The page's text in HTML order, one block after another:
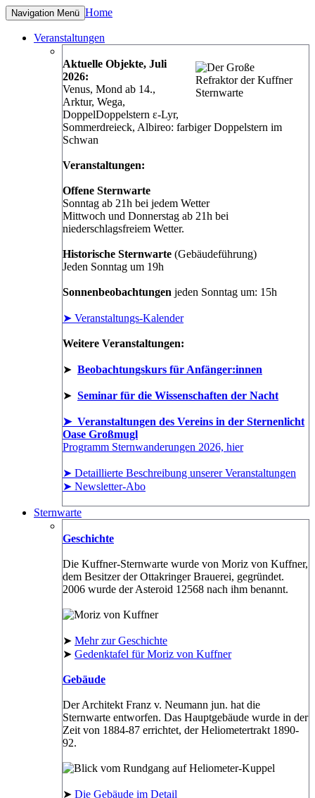
Navigation Menü Home
Veranstaltungen
Aktuelle Objekte, Juli
2026:
Venus, Mond ab 14.,
Arktur, Wega,
DoppelDoppelstern ε-Lyr,
Sommerdreieck, Albireo: farbiger Doppelstern im
Schwan
Veranstaltungen:
Offene Sternwarte
Sonntag ab 21h bei jedem Wetter
Mittwoch und Donnerstag ab 21h bei
niederschlagsfreiem Wetter.
Historische Sternwarte (Gebäudeführung)
Jeden Sonntag um 19h
Sonnenbeobachtungen jeden Sonntag um: 15h
➤ Veranstaltungs-Kalender
Weitere Veranstaltungen:
➤ Beobachtungskurs für Anfänger:innen
➤ Seminar für die Wissenschaften der Nacht
➤ Veranstaltungen des Vereins in der Sternenlicht
Oase Großmugl
Programm Sternwanderungen 2026, hier
➤ Detaillierte Beschreibung unserer Veranstaltungen
➤ Newsletter-Abo
Sternwarte
Geschichte
Die Kuffner-Sternwarte wurde von Moriz von Kuffner,
dem Besitzer der Ottakringer Brauerei, gegründet.
2006 wurde der Asteroid 12568 nach ihm benannt.
➤ Mehr zur Geschichte
➤ Gedenktafel für Moriz von Kuffner
Gebäude
Der Architekt Franz v. Neumann jun. hat die
Sternwarte entworfen. Das Hauptgebäude wurde in der
Zeit von 1884-87 errichtet, der Heliometertrakt 1890-
92.
➤ Die Gebäude im Detail